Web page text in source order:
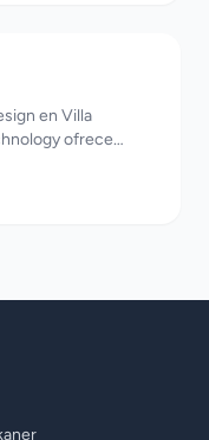
en Villa
ofrece